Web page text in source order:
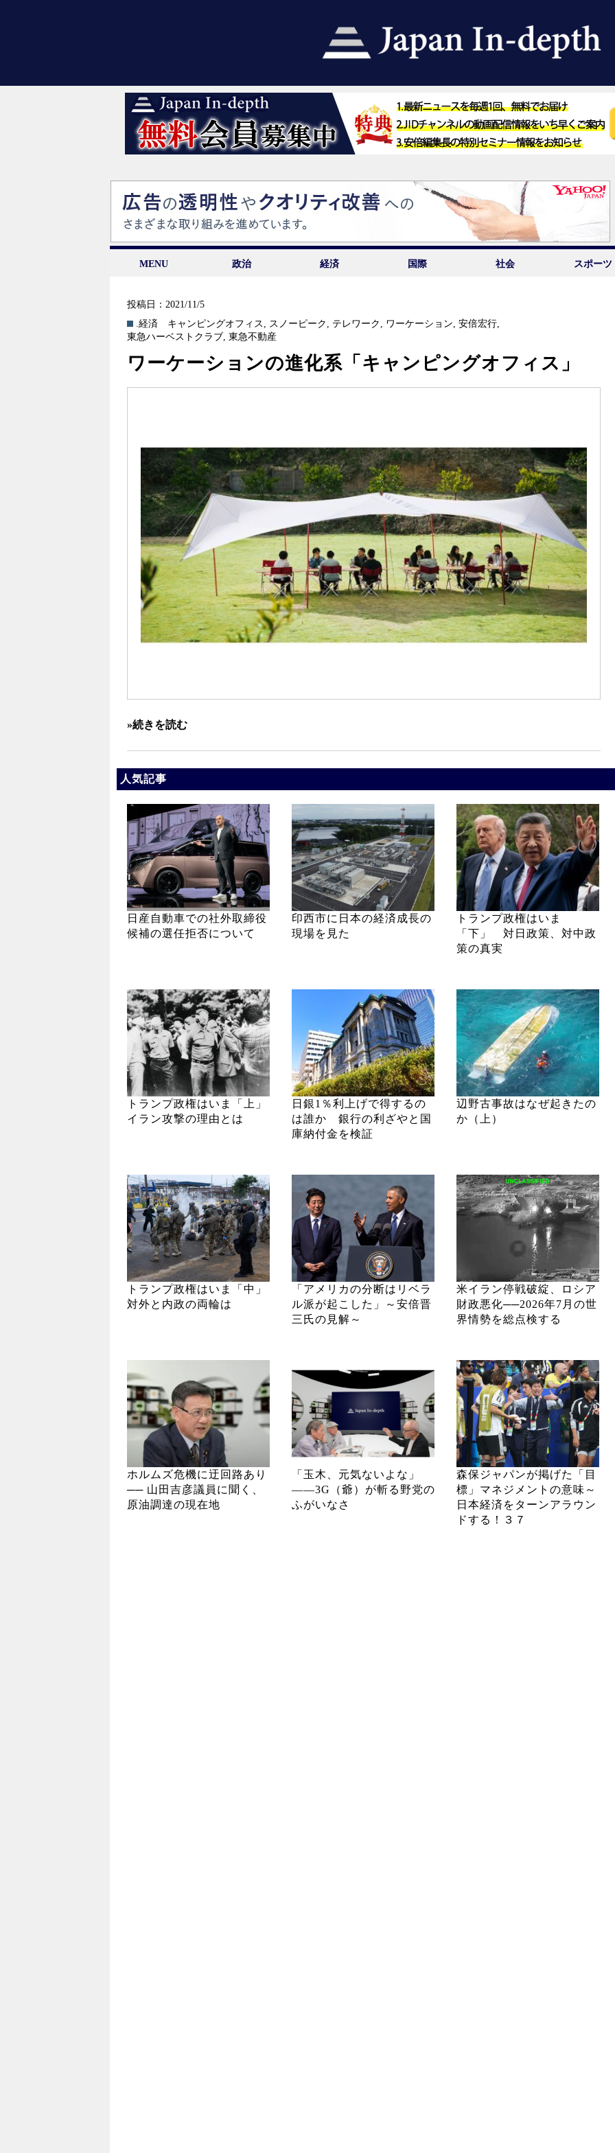
MENU 政治 経済 国際 社会 スポーツ
投稿日：2021/11/5
.経済
キャンピングオフィス , スノーピーク , テレワーク , ワーケーション,安倍宏行,
東急ハーベストクラブ, 東急不動産
ワーケーションの進化系「キャンピングオフィス」
»続きを読む
人気記事
日産自動車での社外取締役
候補の選任拒否について
印西市に日本の経済成長の
現場を見た
トランプ政権はいま
「下」 対日政策、対中政
策の真実
トランプ政権はいま「上」
イラン攻撃の理由とは
日銀1％利上げで得するの
は誰か 銀行の利ざやと国
庫納付金を検証
辺野古事故はなぜ起きたの
か（上）
トランプ政権はいま「中」
対外と内政の両輪は
「アメリカの分断はリベラ
ル派が起こした」～安倍晋
三氏の見解～
米イラン停戦破綻、ロシア
財政悪化──2026年7月の世
界情勢を総点検する
ホルムズ危機に迂回路あり
── 山田吉彦議員に聞く、
原油調達の現在地
「玉木、元気ないよな」
――3G（爺）が斬る野党の
ふがいなさ
森保ジャパンが掲げた「目
標」マネジメントの意味～
日本経済をターンアラウン
ドする！３７